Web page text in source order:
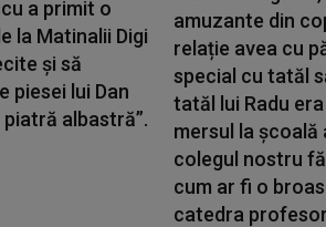
a primit o
la Matinalii Digi
și să
piesei lui Dan
albastră”.
amuzante din
relație avea cu
special cu tatăl
tatăl lui Radu
mersul la școală
colegul nostru
cum ar fi o
catedra